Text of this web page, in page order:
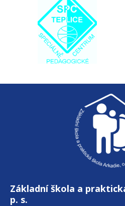
Základní škola a
p. s.